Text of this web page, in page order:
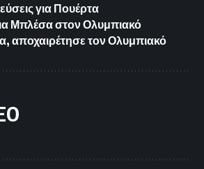
για Πουέρτα
Μπλέσα στον Ολυμπιακό
αποχαιρέτησε τον Ολυμπιακό